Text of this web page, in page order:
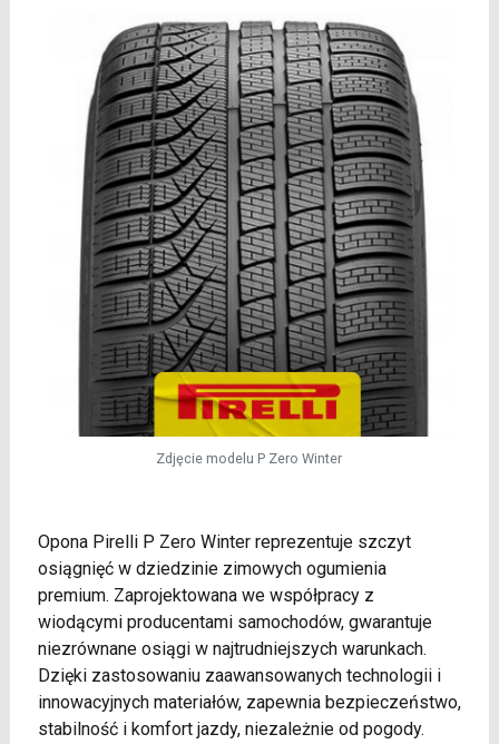
Zdjęcie modelu P Zero Winter
Opona Pirelli P Zero Winter reprezentuje szczyt
osiągnięć w dziedzinie zimowych ogumienia
premium. Zaprojektowana we współpracy z
wiodącymi producentami samochodów, gwarantuje
niezrównane osiągi w najtrudniejszych warunkach.
Dzięki zastosowaniu zaawansowanych technologii i
innowacyjnych materiałów, zapewnia bezpieczeństwo,
stabilność i komfort jazdy, niezależnie od pogody.